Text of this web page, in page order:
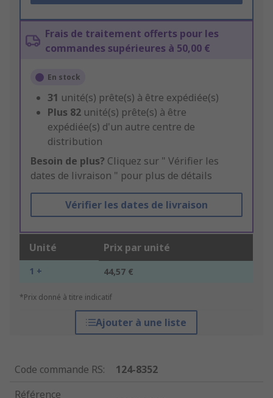
Frais de traitement offerts pour les
commandes supérieures à 50,00 €
En stock
31 unité(s) prête(s) à être expédiée(s)
Plus 82 unité(s) prête(s) à être
expédiée(s) d'un autre centre de
distribution
Besoin de plus? Cliquez sur " Vérifier les
dates de livraison " pour plus de détails
Vérifier les dates de livraison
Unité Prix par unité
1 + 44,57 €
*Prix donné à titre indicatif
Ajouter à une liste
Code commande RS:
124-8352
Référence